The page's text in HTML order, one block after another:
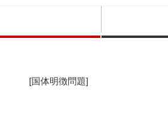
[国体明徴問題]